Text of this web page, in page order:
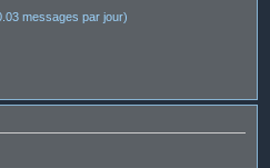
messages par jour)